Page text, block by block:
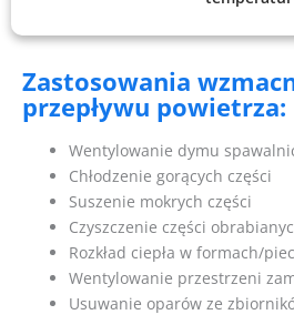
Zastosowania
przepływu powietrza:
Wentylowanie dymu
Chłodzenie gorących części
Suszenie mokrych części
Czyszczenie części
Rozkład ciepła w formach/
Wentylowanie przestrzeni
Usuwanie oparów ze